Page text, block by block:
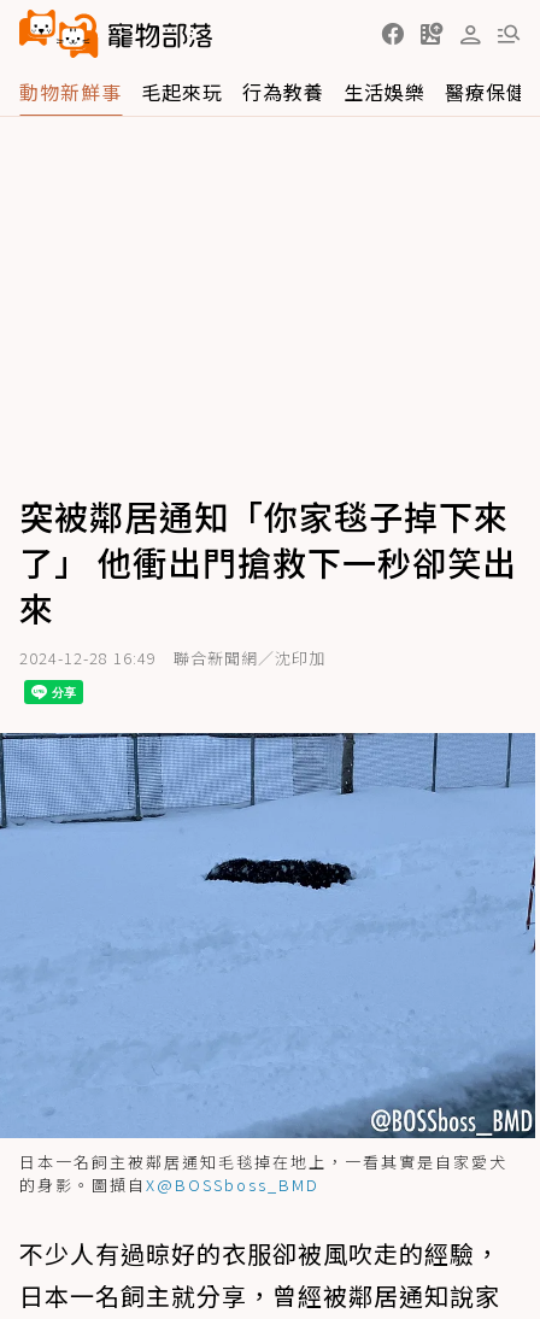
動物新鮮事 毛起來玩 行為教養 生活娛樂 醫療保健
突被鄰居通知「你家毯子掉下來
了」 他衝出門搶救下一秒卻笑出
來
2024-12-28 16:49 聯合新聞網／沈印加
日本一名飼主被鄰居通知毛毯掉在地上，一看其實是自家愛犬
的身影。圖擷自 X@BOSSboss_BMD
不少人有過晾好的衣服卻被風吹走的經驗，
日本一名飼主就分享，曾經被鄰居通知說家